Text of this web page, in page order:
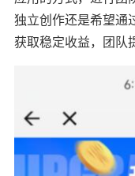
独立创作还是希望通
获取稳定收益，团队